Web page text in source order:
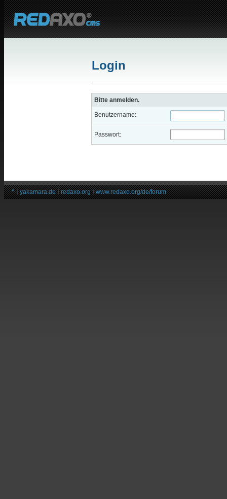
Login
Bitte anmelden.
Benutzername:
Passwort:
^ yakamara.de redaxo.org www.redaxo.org/de/forum